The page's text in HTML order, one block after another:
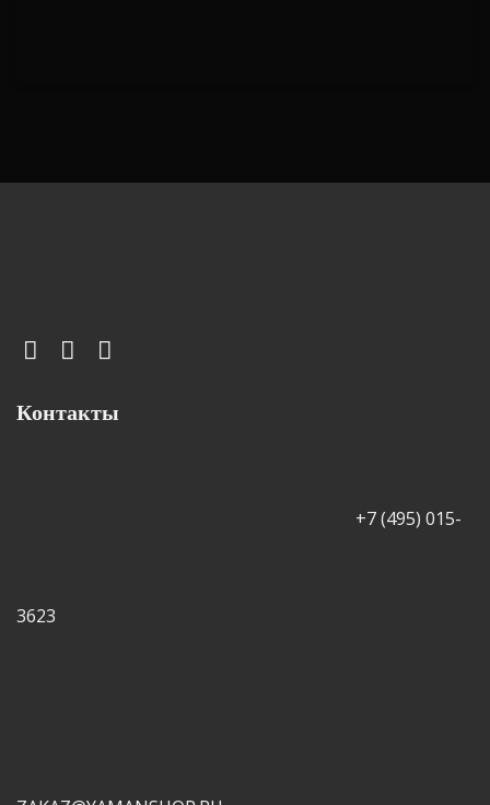
Контакты
+7 (495) 015-
3623